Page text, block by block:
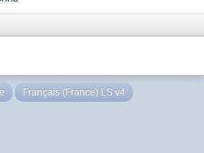
Français (France) LS v4